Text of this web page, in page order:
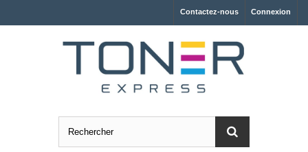
Connexion
Contactez-nous